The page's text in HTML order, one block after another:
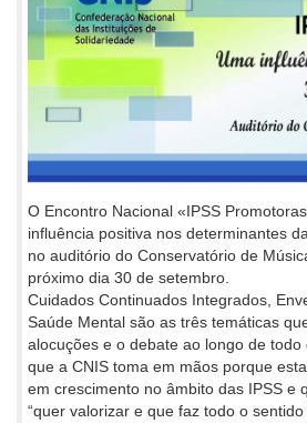
O Encontro Nacional «IPSS
influência positiva nos determinantes
no auditório do Conservatório de
próximo dia 30 de setembro.
Cuidados Continuados Integrados,
Saúde Mental são as três temáticas
alocuções e o debate ao longo de todo
que a CNIS toma em mãos porque
em crescimento no âmbito das IPSS e
“quer valorizar e que faz todo o